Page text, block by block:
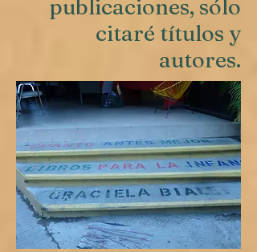
publicaciones, sólo
citaré títulos y
autores.